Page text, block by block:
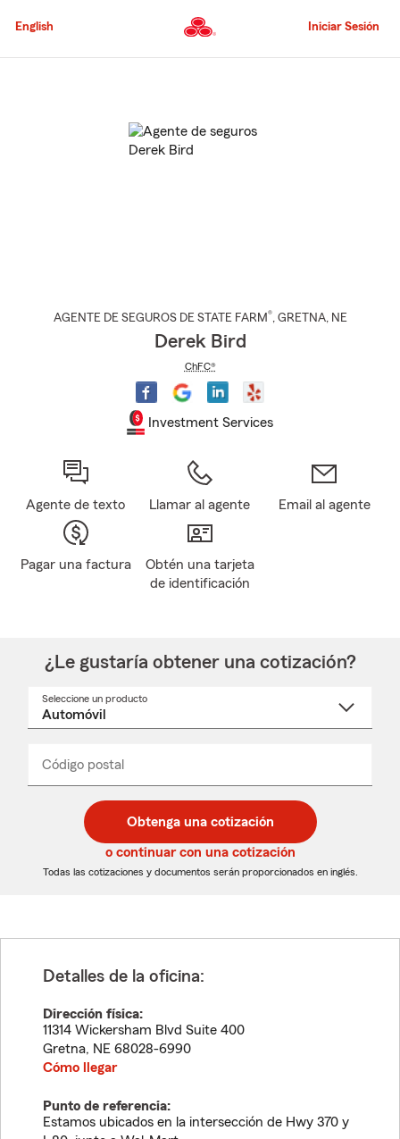
al
principal
English Iniciar Sesión
AGENTE DE SEGUROS DE STATE FARM®, GRETNA, NE
Derek Bird
ChFC®
Investment Services
Agente de texto Llamar al agente Email al agente
Pagar una factura
Obtén una tarjeta
de identificación
¿Le gustaría obtener una cotización?
Seleccione un producto
desplegable
Código postal
de
5
dígitos
de
5
dígitos
_____
Obtenga una cotización
o continuar con una cotización
Todas las cotizaciones y documentos serán proporcionados en inglés.
Detalles de la oficina:
Dirección física:
11314 Wickersham Blvd Suite 400
Gretna, NE 68028-6990
Cómo llegar
Punto de referencia:
Estamos ubicados en la intersección de Hwy 370 y